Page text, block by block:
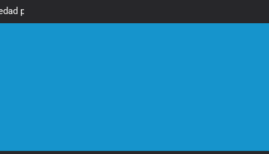
privada,
capítulo